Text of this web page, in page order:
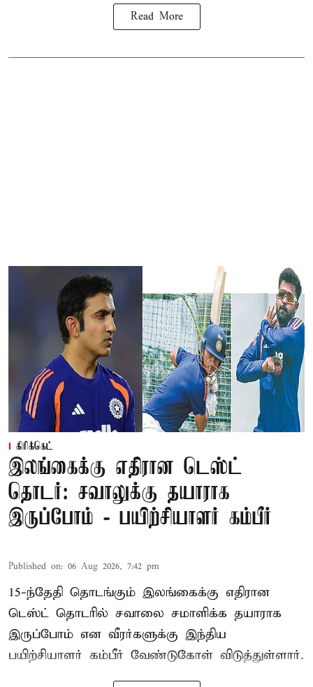
Read More
கிரிக்கெட்
இலங்கைக்கு எதிரான டெஸ்ட்
தொடர்: சவாலுக்கு தயாராக
இருப்போம் - பயிற்சியாளர் கம்பீர்
Published on: 06 Aug 2026, 7:42 pm
15-ந்தேதி தொடங்கும் இலங்கைக்கு எதிரான
டெஸ்ட் தொடரில் சவாலை சமாளிக்க தயாராக
இருப்போம் என வீரர்களுக்கு இந்திய
பயிற்சியாளர் கம்பீர் வேண்டுகோள் விடுத்துள்ளார்.